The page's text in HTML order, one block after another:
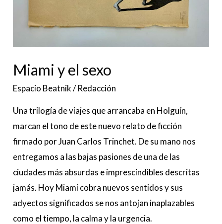
Miami y el sexo
Espacio Beatnik/Redacción
Una trilogía de viajes que arrancaba en Holguín,
marcan el tono de este nuevo relato de ficción
firmado por Juan Carlos Trinchet. De su mano nos
entregamos a las bajas pasiones de una de las
ciudades más absurdas e imprescindibles descritas
jamás. Hoy Miami cobra nuevos sentidos y sus
adyectos significados se nos antojan inaplazables
como el tiempo, la calma y la urgencia.